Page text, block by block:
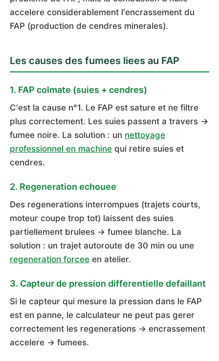
accelere considerablement l'encrassement du
FAP (production de cendres minerales).
Les causes des fumees liees au FAP
1. FAP colmate (suies + cendres)
C'est la cause n°1. Le FAP est sature et ne filtre
plus correctement. Les suies passent a travers →
fumee noire. La solution : un nettoyage
professionnel en machine qui retire suies et
cendres.
2. Regeneration echouee
Des regenerations interrompues (trajets courts,
moteur coupe trop tot) laissent des suies
partiellement brulees → fumee blanche. La
solution : un trajet autoroute de 30 min ou une
regeneration forcee en atelier.
3. Capteur de pression differentielle defaillant
Si le capteur qui mesure la pression dans le FAP
est en panne, le calculateur ne peut pas gerer
correctement les regenerations → encrassement
accelere → fumees.